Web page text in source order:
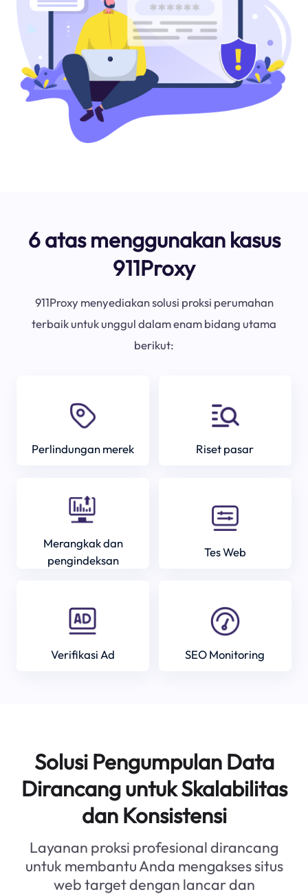
6 atas menggunakan kasus
911Proxy
911Proxy menyediakan solusi proksi perumahan
terbaik untuk unggul dalam enam bidang utama
berikut:
Perlindungan merek Riset pasar
Merangkak dan
pengindeksan
Tes Web
Verifikasi Ad SEO Monitoring
Solusi Pengumpulan Data
Dirancang untuk Skalabilitas
dan Konsistensi
Layanan proksi profesional dirancang
untuk membantu Anda mengakses situs
web target dengan lancar dan